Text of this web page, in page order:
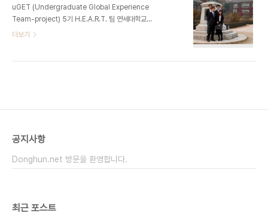
uGET (Undergraduate Global Experience
Team-project) 5기 H.E.A.R.T. 팀 연세대학교
경영대학 & 웅진재단그간 참 많은 일들이 있었습니
만 협업실내에서 과자를 먹다 2번이나 걸린 경력까
대 드디어 프로..
더보기
공지사항
Donghun.net 방문을 환영합니다.
최근 포스트